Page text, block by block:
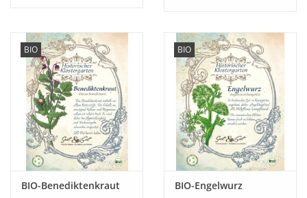
BIO
BIO-Benediktenkraut
BIO
BIO-Engelwurz